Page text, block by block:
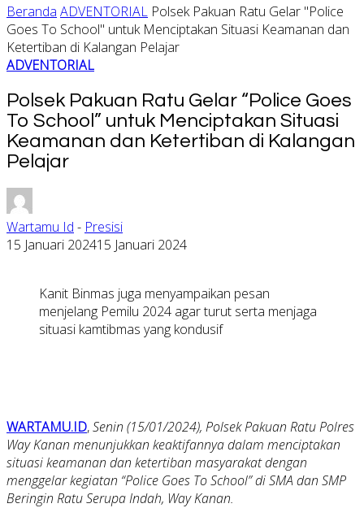
Beranda ADVENTORIAL Polsek Pakuan Ratu Gelar "Police
Goes To School" untuk Menciptakan Situasi Keamanan dan
Ketertiban di Kalangan Pelajar
ADVENTORIAL
Polsek Pakuan Ratu Gelar “Police Goes
To School” untuk Menciptakan Situasi
Keamanan dan Ketertiban di Kalangan
Pelajar
Wartamu Id - Presisi
15 Januari 202415 Januari 2024
Kanit Binmas juga menyampaikan pesan
menjelang Pemilu 2024 agar turut serta menjaga
situasi kamtibmas yang kondusif
WARTAMU.ID,Senin (15/01/2024), Polsek Pakuan Ratu Polres
Way Kanan menunjukkan keaktifannya dalam menciptakan
situasi keamanan dan ketertiban masyarakat dengan
menggelar kegiatan “Police Goes To School” di SMA dan SMP
Beringin Ratu Serupa Indah, Way Kanan.